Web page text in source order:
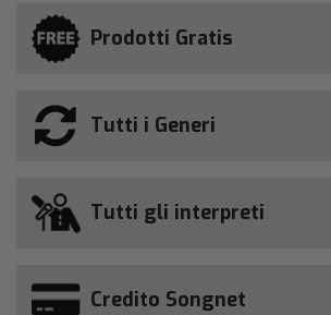
Prodotti Gratis
Tutti i Generi
Tutti gli interpreti
Credito Songnet